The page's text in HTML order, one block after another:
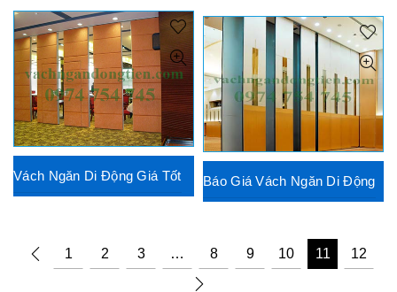
Vách Ngăn Di Động Giá Tốt Báo Giá Vách Ngăn Di Động
1 2 3 … 8 9 10 11 12